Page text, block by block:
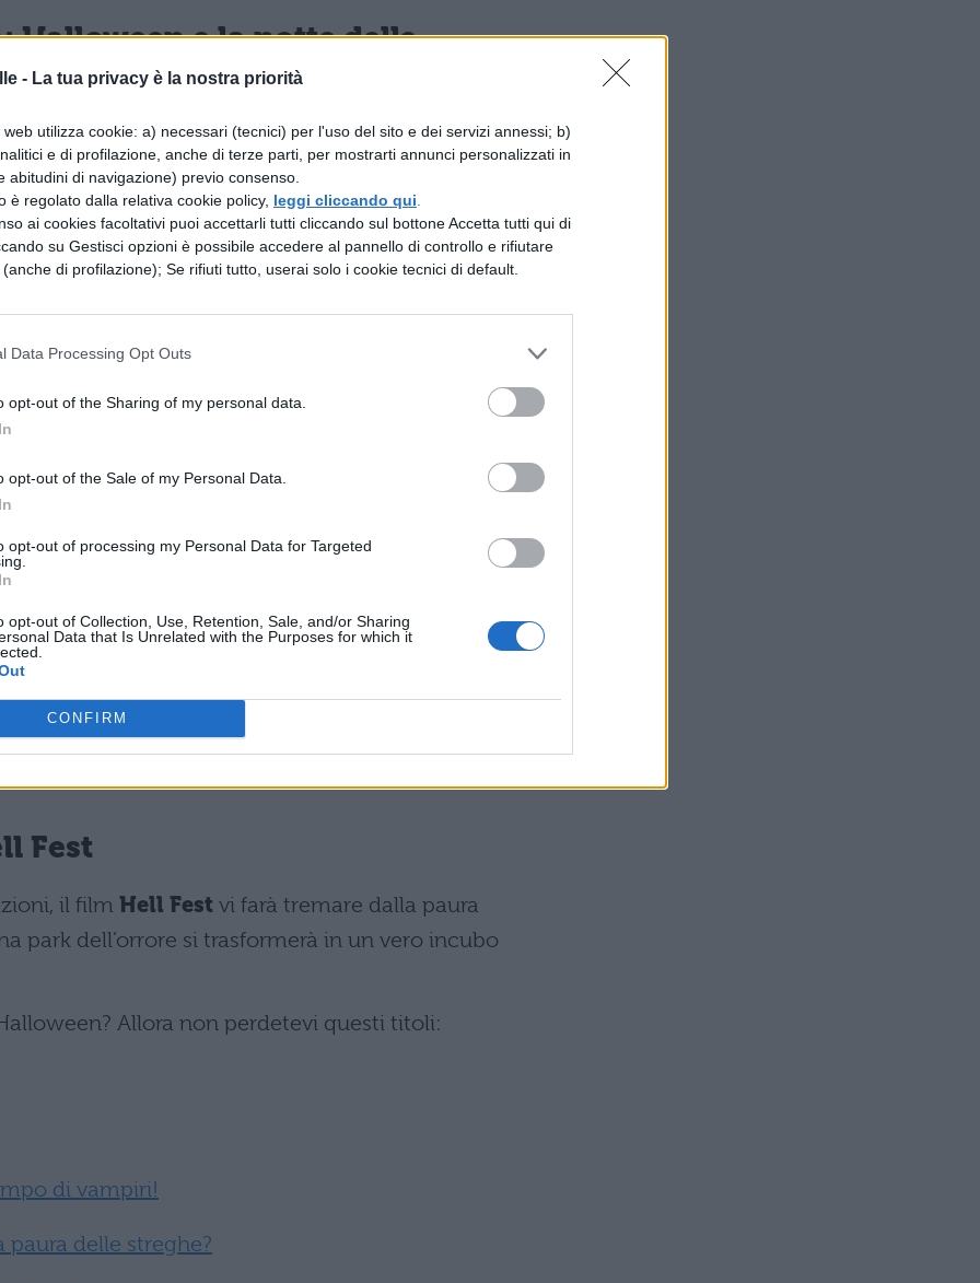
- La tua privacy è la nostra priorità
utilizza cookie: a) necessari (tecnici) per l'uso del sito e dei servizi annessi; b)
e di profilazione, anche di terze parti, per mostrarti annunci personalizzati in
abitudini di navigazione) previo consenso.
è regolato dalla relativa cookie policy, leggi cliccando qui
ai cookies facoltativi puoi accettarli tutti cliccando sul bottone Accetta tutti qui di
su Gestisci opzioni è possibile accedere al pannello di controllo e rifiutare
di profilazione); Se rifiuti tutto, userai solo i cookie tecnici di default.
Data Processing Opt Outs
opt-out of the Sharing of my personal data.
opt-out of the Sale of my Personal Data.
opt-out of processing my Personal Data for Targeted
opt-out of Collection, Use, Retention, Sale, and/or Sharing
Data that Is Unrelated with the Purposes for which it
CONFIRM
Halloween e la notte delle
dopo quaranta anni nelle sale cinematografiche
notte delle streghein vista del suo sequel in
Halloween: Searching
in un’atmosfera tetra e dove si respira puro
Searchingdove assisterete alla storia di un padre
Brividi 2, i fantasmi di
cinema a vedere
e ne vedrete
Halloween: Overlord
il film, in uscita al cinema il 25 ottobre. Si
prodotto da J.J. Abrams; non perdete
Fest
il film Hell Fest vi farà tremare dalla paura
park dell’orrore si trasformerà in un vero incubo
Allora non perdetevi questi titoli:
di vampiri!
delle streghe?